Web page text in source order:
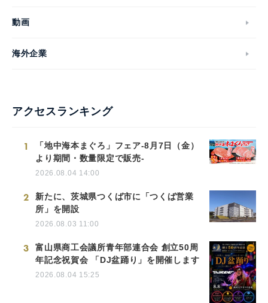
動画
海外企業
アクセスランキング
1
「地中海本まぐろ」フェア-8月7日（金）
より期間・数量限定で販売-
2026.08.04 14:00
2
新たに、茨城県つくば市に「つくば営業
所」を開設
2026.08.03 11:00
3
富山県商工会議所青年部連合会 創立50周
年記念祝賀会 「DJ盆踊り」を開催します
2026.08.04 15:25